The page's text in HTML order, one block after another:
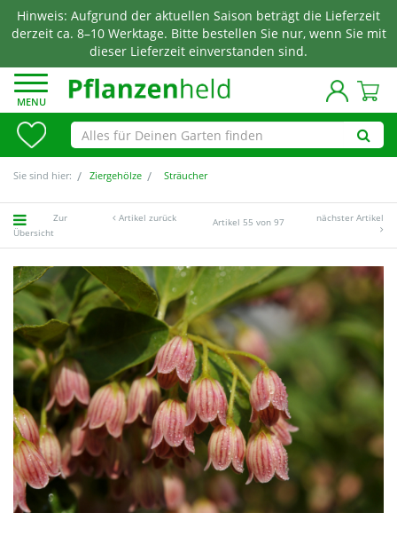
Hinweis: Aufgrund der aktuellen Saison beträgt die Lieferzeit
derzeit ca. 8–10 Werktage. Bitte bestellen Sie nur, wenn Sie mit
dieser Lieferzeit einverstanden sind.
MENU
Sie sind hier: Ziergehölze Sträucher
Zur
Übersicht
Artikel zurück Artikel 55 von 97 nächster Artikel